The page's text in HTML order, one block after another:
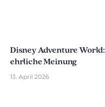
Disney Adventure
ehrliche Meinung
13. April 2026